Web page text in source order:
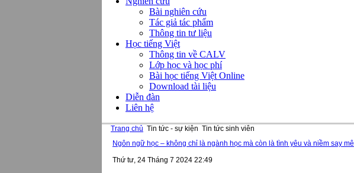
Bài nghiên cứu
Tác giả tác phẩm
Thông tin tư liệu
Học tiếng Việt
Thông tin về CALV
Lớp học và học phí
Bài học tiếng Việt Online
Download tài liệu
Diễn đàn
Liên hệ
Trang chủ Tin tức - sự kiện Tin tức sinh viên
Ngôn ngữ học – không chỉ là ngành học mà còn là tình yêu và niềm say mê
Thứ tư, 24 Tháng 7 2024 22:49